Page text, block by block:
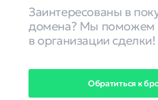
Заинтересованы в
домена? Мы поможем
в организации сделки!
Обратиться к